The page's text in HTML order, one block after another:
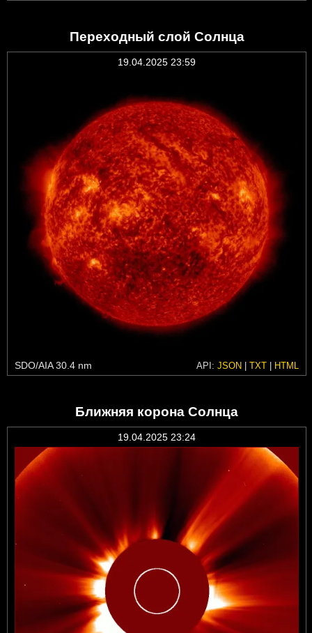
Переходный слой Солнца
19.04.2025 23:59
SDO/AIA 30.4 nm API: JSON | TXT | HTML
Ближняя корона Солнца
19.04.2025 23:24